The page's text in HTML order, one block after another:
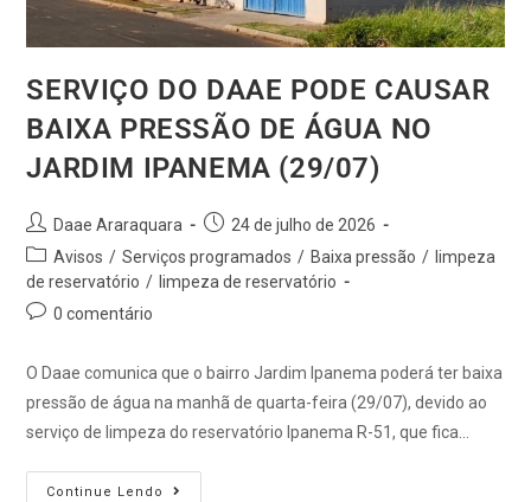
SERVIÇO DO DAAE PODE CAUSAR
BAIXA PRESSÃO DE ÁGUA NO
JARDIM IPANEMA (29/07)
Daae Araraquara
24 de julho de 2026
Avisos / Serviços programados / Baixa pressão / limpeza
de reservatório / limpeza de reservatório
0 comentário
O Daae comunica que o bairro Jardim Ipanema poderá ter baixa
pressão de água na manhã de quarta-feira (29/07), devido ao
serviço de limpeza do reservatório Ipanema R-51, que fica…
Continue Lendo